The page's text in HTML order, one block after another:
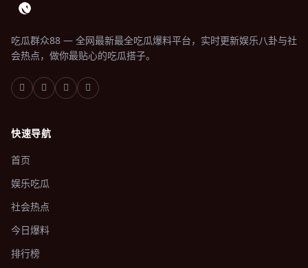
吃瓜群众88 — 全网最新最全吃瓜爆料平台，实时更新娱乐八卦与社
会热点，做你最贴心的吃瓜搭子。
快速导航
首页
娱乐吃瓜
社会热点
今日爆料
排行榜